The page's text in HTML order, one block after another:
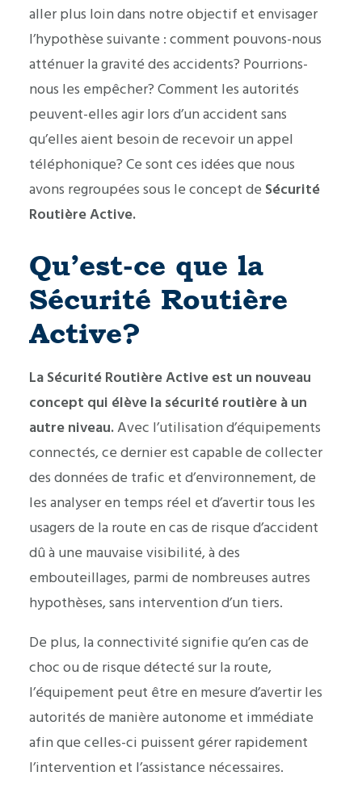
aller plus loin dans notre objectif et envisager
l’hypothèse suivante : comment pouvons-nous
atténuer la gravité des accidents? Pourrions-
nous les empêcher? Comment les autorités
peuvent-elles agir lors d’un accident sans
qu’elles aient besoin de recevoir un appel
téléphonique? Ce sont ces idées que nous
avons regroupées sous le concept de Sécurité
Routière Active.
Qu’est-ce que la
Sécurité Routière
Active?
La Sécurité Routière Active est un nouveau
concept qui élève la sécurité routière à un
autre niveau.Avec l’utilisation d’équipements
connectés, ce dernier est capable de collecter
des données de trafic et d’environnement, de
les analyser en temps réel et d’avertir tous les
usagers de la route en cas de risque d’accident
dû à une mauvaise visibilité, à des
embouteillages, parmi de nombreuses autres
hypothèses, sans intervention d’un tiers.
De plus, la connectivité signifie qu’en cas de
choc ou de risque détecté sur la route,
l’équipement peut être en mesure d’avertir les
autorités de manière autonome et immédiate
afin que celles-ci puissent gérer rapidement
l’intervention et l’assistance nécessaires.